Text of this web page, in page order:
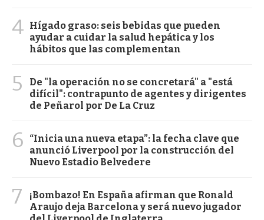
4 Hígado graso: seis bebidas que pueden
ayudar a cuidar la salud hepática y los
hábitos que las complementan
5
De "la operación no se concretará" a "está
difícil": contrapunto de agentes y dirigentes
de Peñarol por De La Cruz
6
“Inicia una nueva etapa”: la fecha clave que
anunció Liverpool por la construcción del
Nuevo Estadio Belvedere
7
¡Bombazo! En España afirman que Ronald
Araujo deja Barcelona y será nuevo jugador